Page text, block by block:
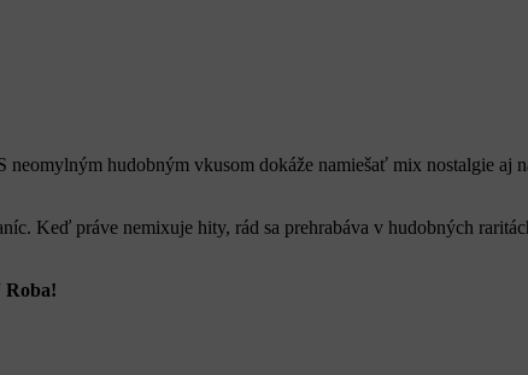
hudobným vkusom dokáže namiešať mix nostalgie aj
Keď práve nemixuje hity, rád sa prehrabáva v hudobných
Roba!